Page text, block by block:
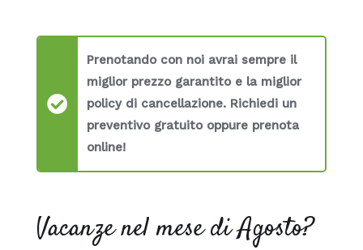
Prenotando con noi avrai sempre il
miglior prezzo garantito e la miglior
policy di cancellazione. Richiedi un
preventivo gratuito oppure prenota
online!
Vacanze nel mese di Agosto?